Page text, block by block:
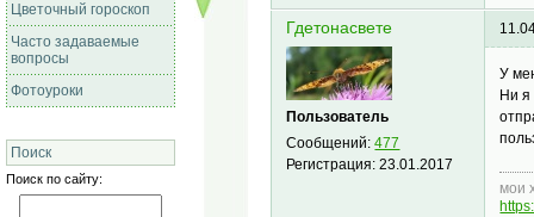
Цветочный гороскоп
Часто задаваемые
вопросы
Фотоуроки
Поиск
Поиск по сайту:
Гдетонасвете
Пользователь
Сообщений:477
Регистрация:23.01.2017
У
Ни я
мои